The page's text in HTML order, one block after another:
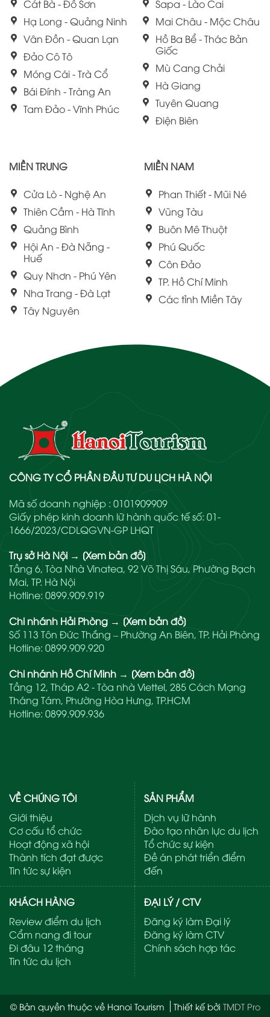
Cát Bà - Đồ Sơn
Hạ Long - Quảng Ninh
Vân Đồn - Quan Lạn
Đảo Cô Tô
Móng Cái - Trà Cổ
Bái Đính - Tràng An
Tam Đảo - Vĩnh Phúc
Sapa - Lào Cai
Mai Châu - Mộc Châu
Hồ Ba Bể - Thác Bản
Giốc
Mù Cang Chải
Hà Giang
Tuyên Quang
Điện Biên
MIỀN TRUNG
Cửa Lò - Nghệ An
Thiên Cầm - Hà Tĩnh
Quảng Bình
Hội An - Đà Nẵng -
Huế
Quy Nhơn - Phú Yên
Nha Trang - Đà Lạt
Tây Nguyên
MIỀN NAM
Phan Thiết - Mũi Né
Vũng Tàu
Buôn Mê Thuột
Phú Quốc
Côn Đảo
TP. Hồ Chí Minh
Các tỉnh Miền Tây
CÔNG TY CỔ PHẦN ĐẦU TƯ DU LỊCH HÀ NỘI
Mã số doanh nghiệp : 0101909909
Giấy phép kinh doanh lữ hành quốc tế số: 01-
1666/2023/CDLQGVN-GP LHQT
Trụ sở Hà Nội → [Xem bản đồ]
Tầng 6, Tòa Nhà Vinatea, 92 Võ Thị Sáu, Phường Bạch
Mai, TP. Hà Nội
Hotline: 0899.909.919
Chi nhánh Hải Phòng → [Xem bản đồ]
Số 113 Tôn Đức Thắng – Phường An Biên, TP. Hải Phòng
Hotline: 0899.909.920
Chi nhánh Hồ Chí Minh → [Xem bản đồ]
Tầng 12, Tháp A2 - Tòa nhà Viettel, 285 Cách Mạng
Tháng Tám, Phường Hòa Hưng, TP.HCM
Hotline: 0899.909.936
VỀ CHÚNG TÔI
Giới thiệu
Cơ cấu tổ chức
Hoạt động xã hội
Thành tích đạt được
Tin tức sự kiện
SẢN PHẨM
Dịch vụ lữ hành
Đào tạo nhân lực du lịch
Tổ chức sự kiện
Đề án phát triển điểm
đến
KHÁCH HÀNG
Review điểm du lịch
Cẩm nang đi tour
Đi đâu 12 tháng
Tin tức du lịch
ĐẠI LÝ / CTV
Đăng ký làm Đại lý
Đăng ký làm CTV
Chính sách hợp tác
© Bản quyền thuộc về Hanoi Tourism Thiết kế bởi TMDT Pro